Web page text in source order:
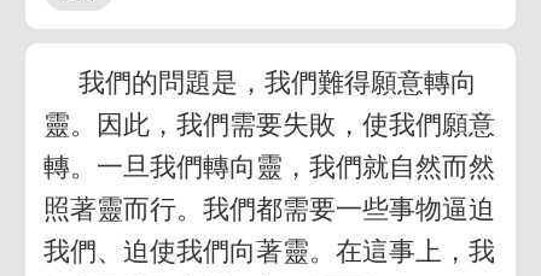
我們的問題是，我們難得願意轉向
靈。因此，我們需要失敗，使我們願意
轉。一旦我們轉向靈，我們就自然而然
照著靈而行。我們都需要一些事物逼迫
我們、迫使我們向著靈。在這事上，我